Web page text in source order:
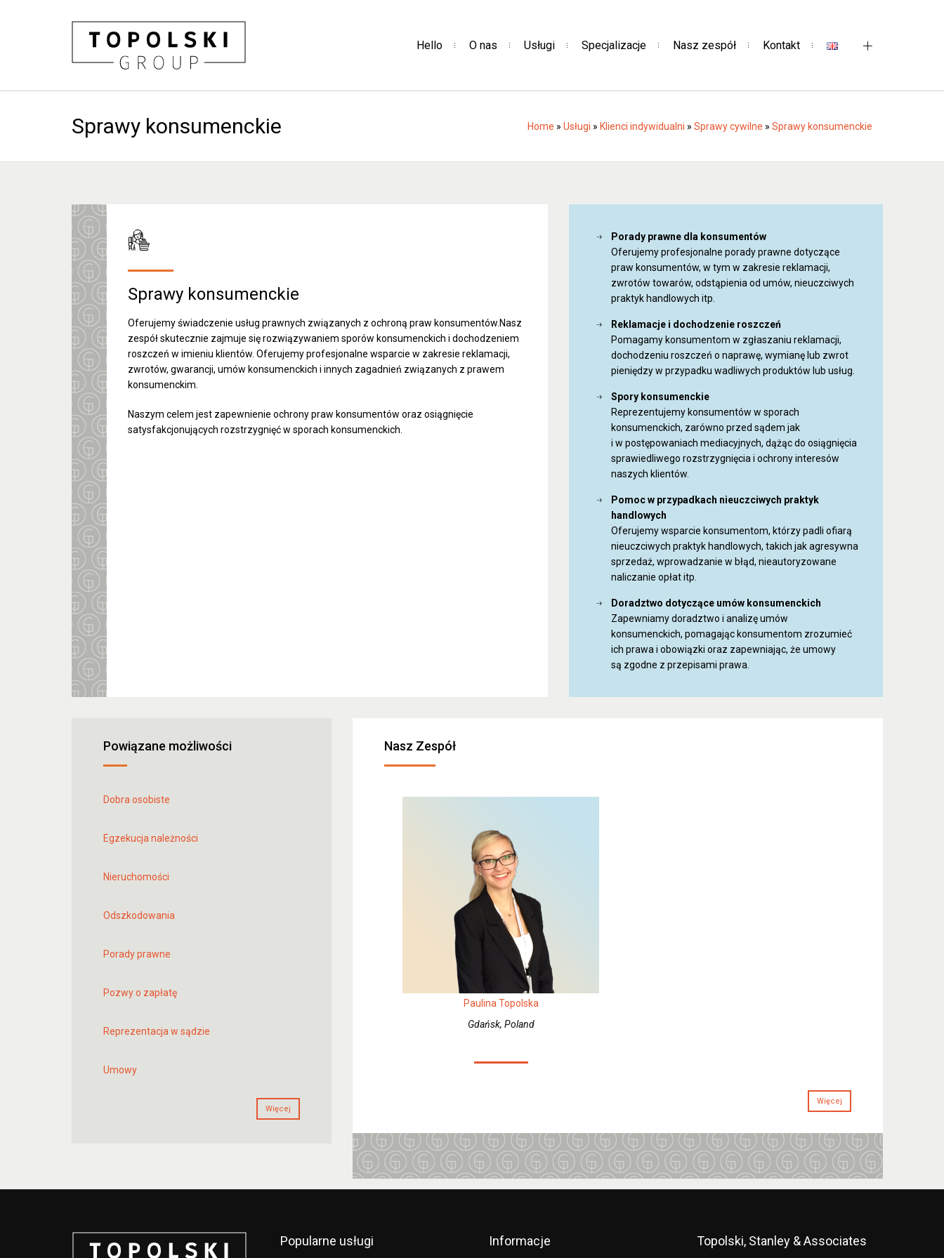
Hello O nas Usługi Specjalizacje Nasz zespół Kontakt
Sprawy konsumenckie Home » Usługi » Klienci indywidualni » Sprawy cywilne » Sprawy konsumenckie
Sprawy konsumenckie
Oferujemy świadczenie usług prawnych związanych z ochroną praw konsumentów.Nasz
zespół skutecznie zajmuje się rozwiązywaniem sporów konsumenckich i dochodzeniem
roszczeń w imieniu klientów. Oferujemy profesjonalne wsparcie w zakresie reklamacji,
zwrotów, gwarancji, umów konsumenckich i innych zagadnień związanych z prawem
konsumenckim.
Naszym celem jest zapewnienie ochrony praw konsumentów oraz osiągnięcie
satysfakcjonujących rozstrzygnięć w sporach konsumenckich.
Porady prawne dla konsumentów
Oferujemy profesjonalne porady prawne dotyczące
praw konsumentów, w tym w zakresie reklamacji,
zwrotów towarów, odstąpienia od umów, nieuczciwych
praktyk handlowych itp.
Reklamacje i dochodzenie roszczeń
Pomagamy konsumentom w zgłaszaniu reklamacji,
dochodzeniu roszczeń o naprawę, wymianę lub zwrot
pieniędzy w przypadku wadliwych produktów lub usług.
Spory konsumenckie
Reprezentujemy konsumentów w sporach
konsumenckich, zarówno przed sądem jak
i w postępowaniach mediacyjnych, dążąc do osiągnięcia
sprawiedliwego rozstrzygnięcia i ochrony interesów
naszych klientów.
Pomoc w przypadkach nieuczciwych praktyk
handlowych
Oferujemy wsparcie konsumentom, którzy padli ofiarą
nieuczciwych praktyk handlowych, takich jak agresywna
sprzedaż, wprowadzanie w błąd, nieautoryzowane
naliczanie opłat itp.
Doradztwo dotyczące umów konsumenckich
Zapewniamy doradztwo i analizę umów
konsumenckich, pomagając konsumentom zrozumieć
ich prawa i obowiązki oraz zapewniając, że umowy
są zgodne z przepisami prawa.
Powiązane możliwości
Dobra osobiste
Egzekucja należności
Nieruchomości
Odszkodowania
Porady prawne
Pozwy o zapłatę
Reprezentacja w sądzie
Umowy
Więcej
Nasz Zespół
Paulina Topolska
Gdańsk, Poland
Więcej
Popularne usługi Informacje Topolski, Stanley & Associates